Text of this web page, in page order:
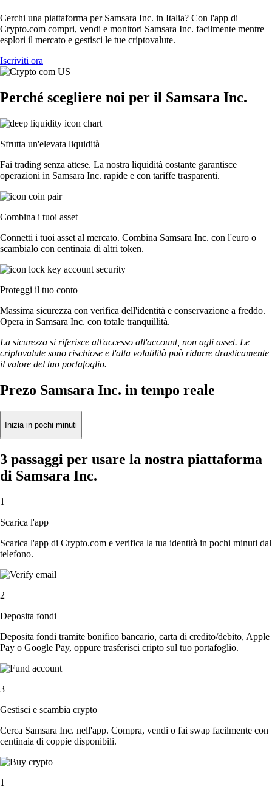
Cerchi una piattaforma per Samsara Inc. in Italia? Con l'app di
Crypto.com compri, vendi e monitori Samsara Inc. facilmente mentre
esplori il mercato e gestisci le tue criptovalute.
Iscriviti ora
Perché scegliere noi per il Samsara Inc.
Sfrutta un'elevata liquidità
Fai trading senza attese. La nostra liquidità costante garantisce
operazioni in Samsara Inc. rapide e con tariffe trasparenti.
Combina i tuoi asset
Connetti i tuoi asset al mercato. Combina Samsara Inc. con l'euro o
scambialo con centinaia di altri token.
Proteggi il tuo conto
Massima sicurezza con verifica dell'identità e conservazione a freddo.
Opera in Samsara Inc. con totale tranquillità.
La sicurezza si riferisce all'accesso all'account, non agli asset. Le
criptovalute sono rischiose e l'alta volatilità può ridurre drasticamente
il valore del tuo portafoglio.
Prezo Samsara Inc. in tempo reale
Inizia in pochi minuti
3 passaggi per usare la nostra piattaforma
di Samsara Inc.
1
Scarica l'app
Scarica l'app di Crypto.com e verifica la tua identità in pochi minuti dal
telefono.
2
Deposita fondi
Deposita fondi tramite bonifico bancario, carta di credito/debito, Apple
Pay o Google Pay, oppure trasferisci cripto sul tuo portafoglio.
3
Gestisci e scambia crypto
Cerca Samsara Inc. nell'app. Compra, vendi o fai swap facilmente con
centinaia di coppie disponibili.
1